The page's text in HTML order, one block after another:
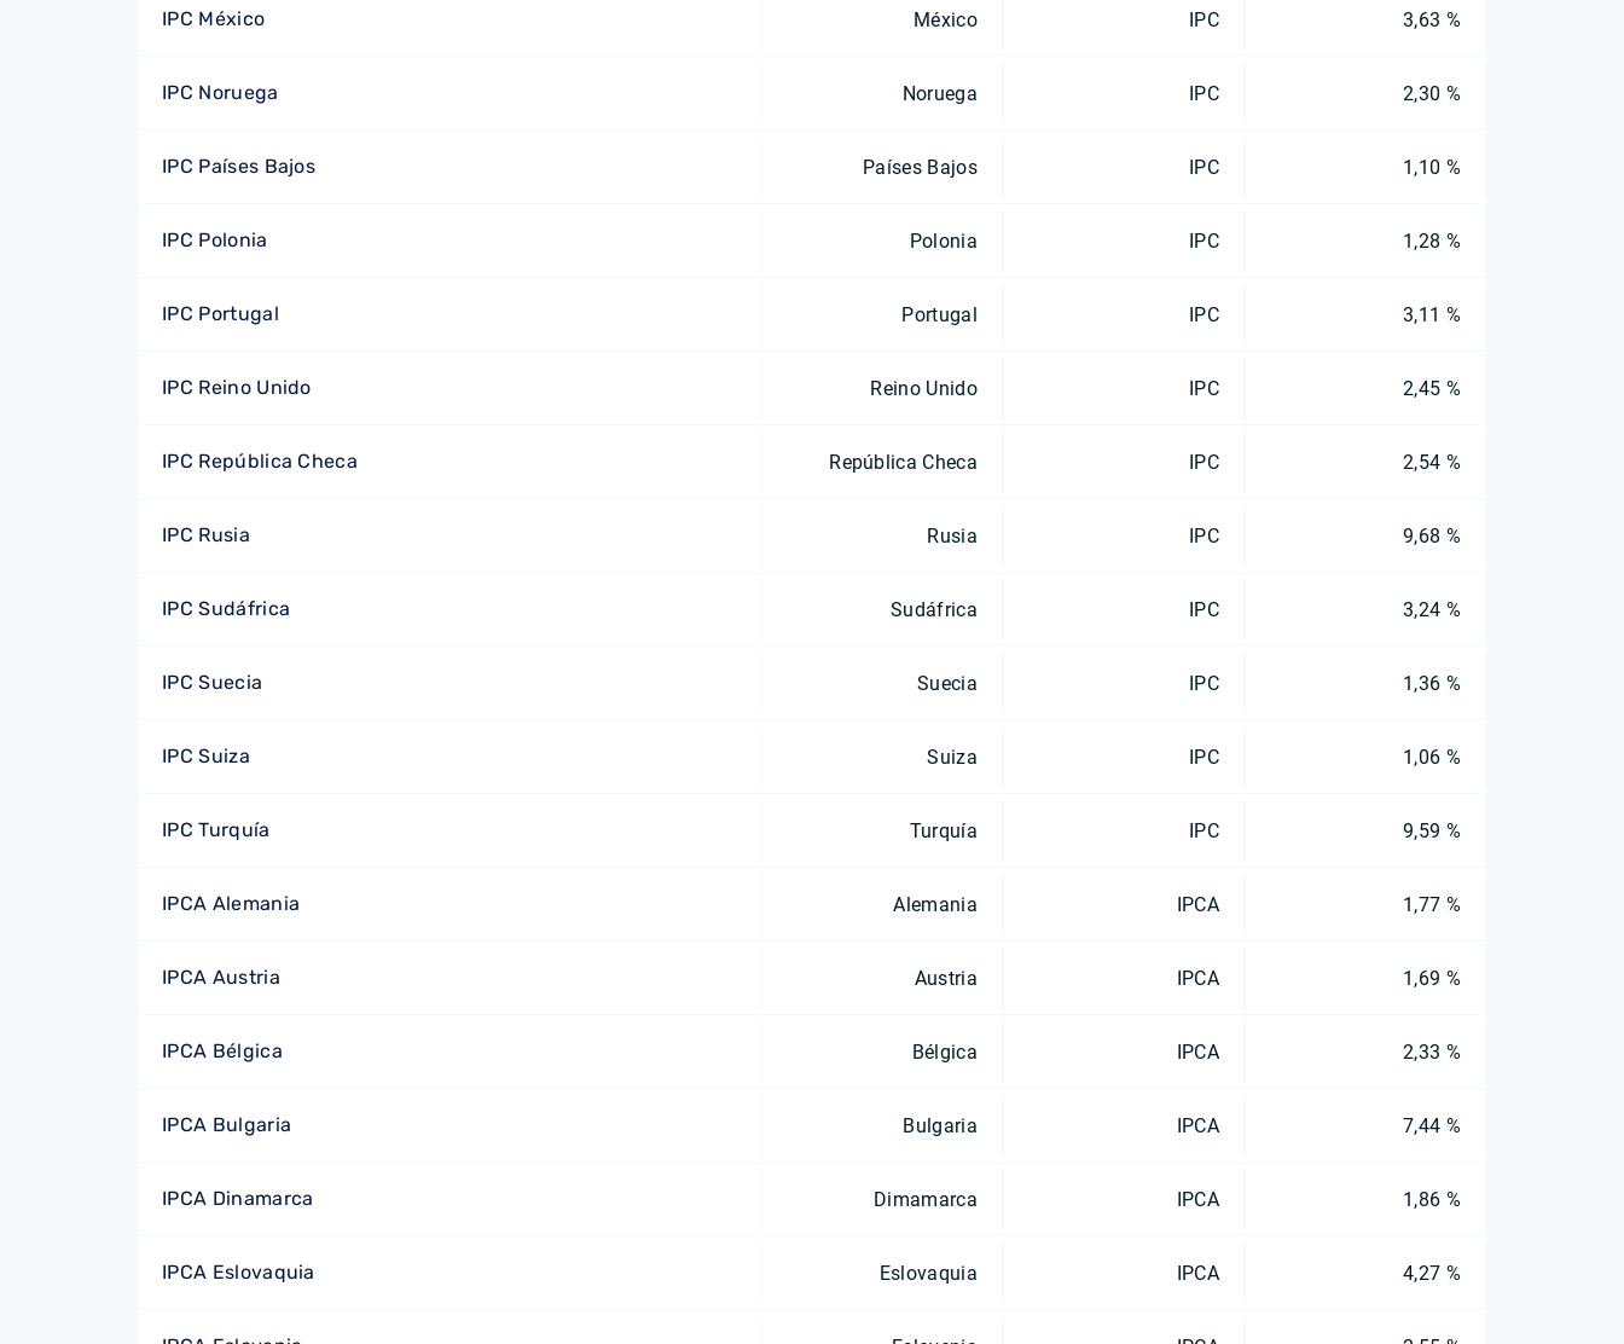
IPC México México IPC 3,63 %
IPC Noruega Noruega IPC 2,30 %
IPC Países Bajos Países Bajos IPC 1,10 %
IPC Polonia Polonia IPC 1,28 %
IPC Portugal Portugal IPC 3,11 %
IPC Reino Unido Reino Unido IPC 2,45 %
IPC República Checa República Checa IPC 2,54 %
IPC Rusia Rusia IPC 9,68 %
IPC Sudáfrica Sudáfrica IPC 3,24 %
IPC Suecia Suecia IPC 1,36 %
IPC Suiza Suiza IPC 1,06 %
IPC Turquía Turquía IPC 9,59 %
IPCA Alemania Alemania IPCA 1,77 %
IPCA Austria Austria IPCA 1,69 %
IPCA Bélgica Bélgica IPCA 2,33 %
IPCA Bulgaria Bulgaria IPCA 7,44 %
IPCA Dinamarca Dimamarca IPCA 1,86 %
IPCA Eslovaquia Eslovaquia IPCA 4,27 %